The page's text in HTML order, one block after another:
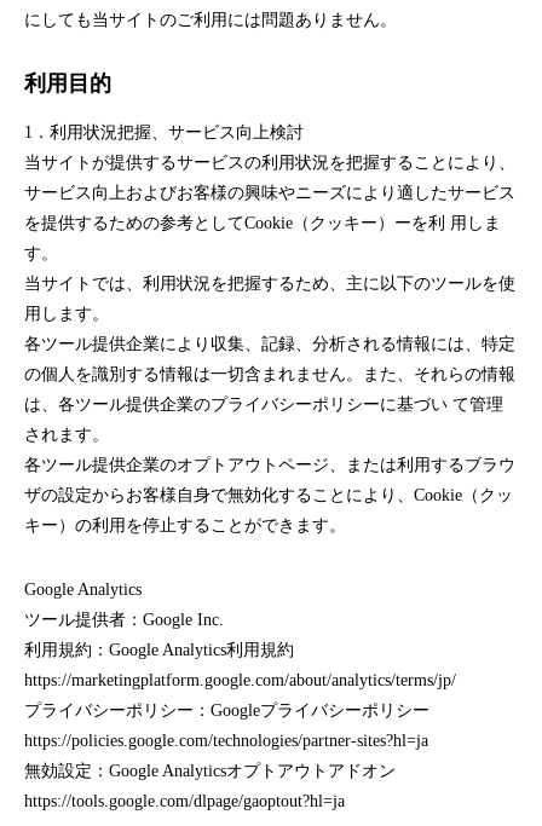
にしても当サイトのご利用には問題ありません。
利用目的
1．利用状況把握、サービス向上検討
当サイトが提供するサービスの利用状況を把握することにより、
サービス向上およびお客様の興味やニーズにより適したサービス
を提供するための参考としてCookie（クッキー）ーを利 用しま
す。
当サイトでは、利用状況を把握するため、主に以下のツールを使
用します。
各ツール提供企業により収集、記録、分析される情報には、特定
の個人を識別する情報は一切含まれません。また、それらの情報
は、各ツール提供企業のプライバシーポリシーに基づい て管理
されます。
各ツール提供企業のオプトアウトページ、または利用するブラウ
ザの設定からお客様自身で無効化することにより、Cookie（クッ
キー）の利用を停止することができます。
Google Analytics
ツール提供者：Google Inc.
利用規約：Google Analytics利用規約
https://marketingplatform.google.com/about/analytics/terms/jp/
プライバシーポリシー：Googleプライバシーポリシー
https://policies.google.com/technologies/partner-sites?hl=ja
無効設定：Google Analyticsオプトアウトアドオン
https://tools.google.com/dlpage/gaoptout?hl=ja